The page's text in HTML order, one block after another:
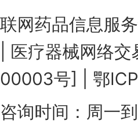
联网药品信息服
医疗器械网络
00003号]
鄂
咨询时间：周